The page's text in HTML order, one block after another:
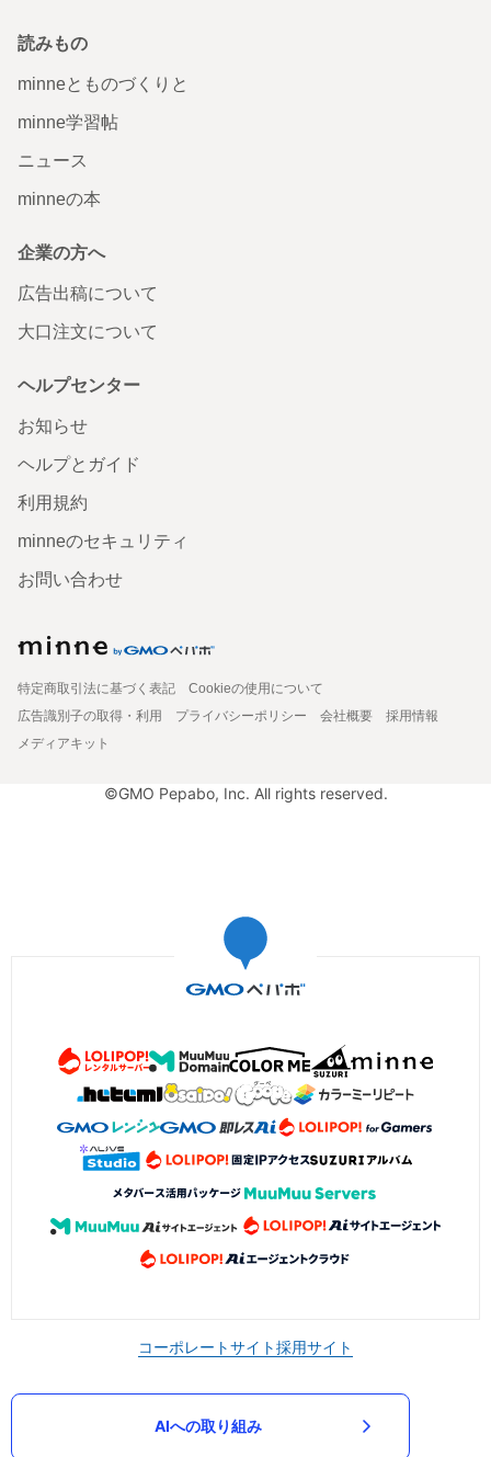
読みもの
minneとものづくりと
minne学習帖
ニュース
minneの本
企業の方へ
広告出稿について
大口注文について
ヘルプセンター
お知らせ
ヘルプとガイド
利用規約
minneのセキュリティ
お問い合わせ
特定商取引法に基づく表記
Cookieの使用について
広告識別子の取得・利用
プライバシーポリシー 会社概要
採用情報
メディアキット
©GMO Pepabo, Inc. All rights reserved.
コーポレートサイト採用サイト
AIへの取り組み